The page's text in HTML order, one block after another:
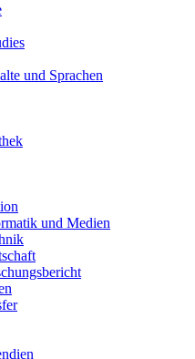
und Sprachen
und Medien